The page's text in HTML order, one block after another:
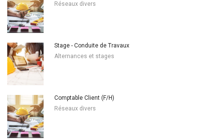
Réseaux divers
Stage - Conduite de Travaux
Alternances et stages
Comptable Client (F/H)
Réseaux divers